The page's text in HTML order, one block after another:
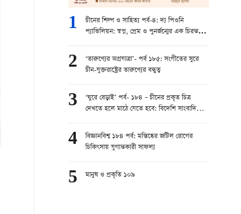
1
চীনের শিল্প ও সাহিত্য পর্ব-৪: দ্য পিওনি
প্যাভিলিয়ন: স্বপ্ন, প্রেম ও পুনর্জন্মের এক চিরন্তন
2
‘তারুণ্যের অগ্রযাত্রা’- পর্ব ১৮৫: সংগীতের সুরে
চীন-যুক্তরাষ্ট্রের তারুণ্যের বন্ধুত্ব
3
‘ঘুরে বেড়াই’ পর্ব- ১৮৪ – চীনের প্রকৃত চিত্র
দেখতে হলে মাঠে যেতে হবে: বিদেশি সাংবাদিকের
4
বিজ্ঞানবিশ্ব ১৮৪ পর্ব: মস্তিষ্কের জটিল রোগের
চিকিৎসায় যুগান্তকারী সাফল্য
5 মানুষ ও প্রকৃতি ১০৯